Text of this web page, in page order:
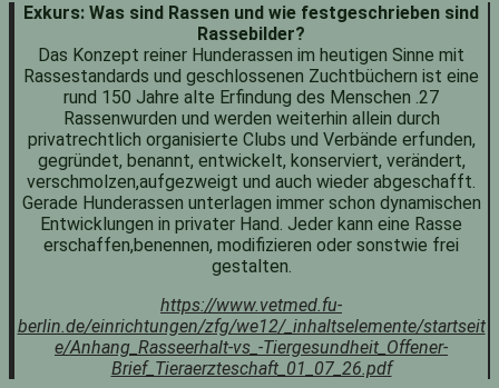
Exkurs: Was sind Rassen und wie festgeschrieben sind
Rassebilder?
Das Konzept reiner Hunderassen im heutigen Sinne mit
Rassestandards und geschlossenen Zuchtbüchern ist eine
rund 150 Jahre alte Erfindung des Menschen .27
Rassenwurden und werden weiterhin allein durch
privatrechtlich organisierte Clubs und Verbände erfunden,
gegründet, benannt, entwickelt, konserviert, verändert,
verschmolzen,aufgezweigt und auch wieder abgeschafft.
Gerade Hunderassen unterlagen immer schon dynamischen
Entwicklungen in privater Hand. Jeder kann eine Rasse
erschaffen,benennen, modifizieren oder sonstwie frei
gestalten.
https://www.vetmed.fu-
berlin.de/einrichtungen/zfg/we12/_inhaltselemente/startseit
e/Anhang_Rasseerhalt-vs_-Tiergesundheit_Offener-
Brief_Tieraerzteschaft_01_07_26.pdf